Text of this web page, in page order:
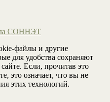
СОННЭТ
файлы и другие
для удобства сохраняют
Если, прочитав это
это означает, что вы не
этих технологий.